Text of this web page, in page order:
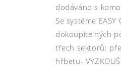
dodáváno s
Se systéme
dokoupitelných
třech sektorů:
hřbetu-